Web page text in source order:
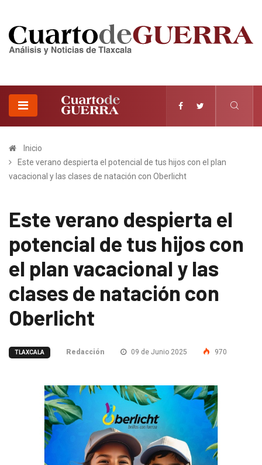
Inicio
Este verano despierta el potencial de tus hijos con el plan
vacacional y las clases de natación con Oberlicht
Este verano despierta el
potencial de tus hijos con
el plan vacacional y las
clases de natación con
Oberlicht
TLAXCALA Redacción 09 de Junio 2025 970